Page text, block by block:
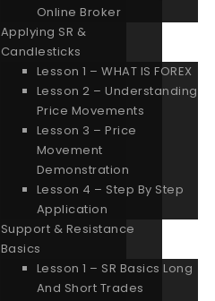
Online Broker
Applying SR &
Candlesticks
Lesson 1 – WHAT IS FOREX
Lesson 2 – Understanding
Price Movements
Lesson 3 – Price
Movement
Demonstration
Lesson 4 – Step By Step
Application
Support & Resistance
Basics
Lesson 1 – SR Basics Long
And Short Trades